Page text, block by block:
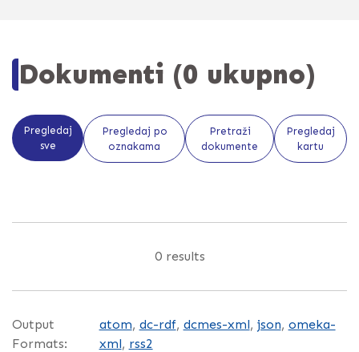
Dokumenti (0 ukupno)
Pregledaj
sve
Pregledaj po
oznakama
Pretraži
dokumente
Pregledaj
kartu
0 results
Output
Formats:
atom, dc-rdf, dcmes-xml, json, omeka-
xml, rss2